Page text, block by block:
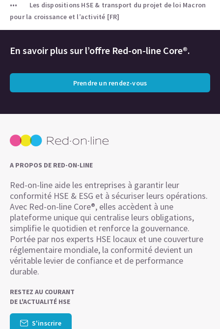
Les dispositions HSE & transport du projet de loi Macron
pour la croissance et l’activité [FR]
En savoir plus sur l’offre Red-on-line Core®.
Prendre un rendez-vous
A PROPOS DE RED-ON-LINE
Red-on-line aide les entreprises à garantir leur
conformité HSE & ESG et à sécuriser leurs opérations.
Avec Red-on-line Core®, elles accèdent à une
plateforme unique qui centralise leurs obligations,
simplifie le quotidien et renforce la gouvernance.
Portée par nos experts HSE locaux et une couverture
réglementaire mondiale, la conformité devient un
véritable levier de confiance et de performance
durable.
RESTEZ AU COURANT
DE L'ACTUALITÉ HSE
S'inscrire